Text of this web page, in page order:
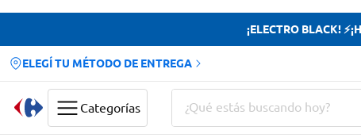
¡ELECTRO BLACK!
ELEGÍ TU MÉTODO DE ENTREGA
Categorías
¿Qué estás buscando hoy?